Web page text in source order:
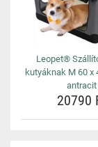
Leopet®
kutyáknak M 60 x
antracit
20790